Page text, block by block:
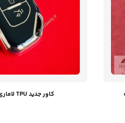
کاور جدید TPU لاماری -LAMARI